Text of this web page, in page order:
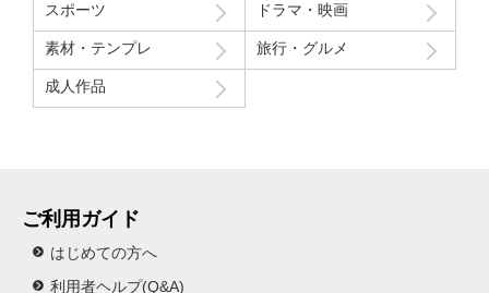
スポーツ ドラマ・映画
素材・テンプレ 旅行・グルメ
成人作品
ご利用ガイド
はじめての方へ
利用者ヘルプ(Q&A)